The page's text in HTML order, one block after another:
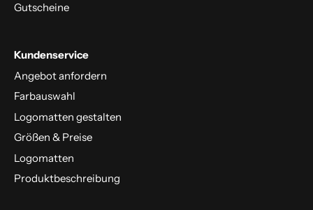
Gutscheine
Kundenservice
Angebot anfordern
Farbauswahl
Logomatten gestalten
Größen & Preise
Logomatten
Produktbeschreibung